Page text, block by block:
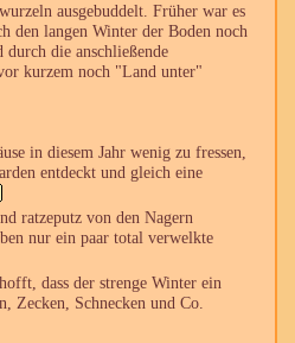
ausgebuddelt. Früher war es
den langen Winter der Boden noch
die anschließende
kurzem noch "Land unter"
in diesem Jahr wenig zu fressen,
entdeckt und gleich eine
ratzeputz von den Nagern
nur ein paar total verwelkte
dass der strenge Winter ein
Zecken, Schnecken und Co.